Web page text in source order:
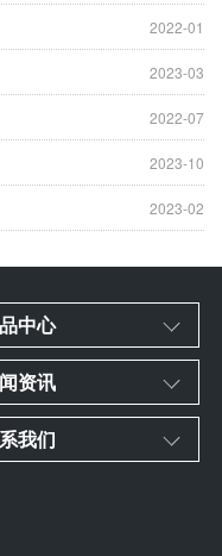
2022-01
2023-03
2022-07
2023-10
2023-02
中心
资讯
我们